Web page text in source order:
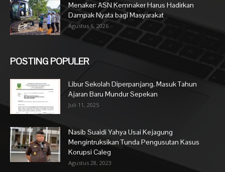
Menaker: ASN Kemnaker Harus Hadirkan
Dampak Nyata bagi Masyarakat
Agustus 6, 2026
POSTING POPULER
Libur Sekolah Diperpanjang, Masuk Tahun
Ajaran Baru Mundur Sepekan
Juli 11, 2025
Nasib Suaidi Yahya Usai Kejagung
Mengintruksikan Tunda Pengusutan Kasus
Korupsi Caleg
Agustus 28, 2023